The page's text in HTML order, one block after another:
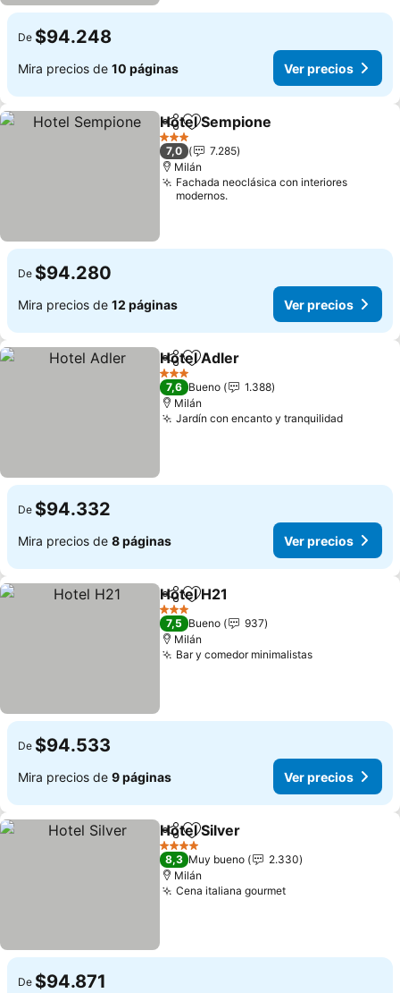
De $94.248
Mira precios de 10 páginas Ver precios
CompartirAgregar a favoritos
Hotel Sempione
3 Estrellas
7,0
7.285
Milán
Fachada neoclásica con interiores
modernos.
De $94.280
Mira precios de 12 páginas Ver precios
CompartirAgregar a favoritos
Hotel Adler
3 Estrellas
7,6 Bueno
1.388
Milán
Jardín con encanto y tranquilidadVer
De $94.332
Mira precios de 8 páginas Ver precios
CompartirAgregar a favoritos
Hotel H21
3 Estrellas
7,5 Bueno
937
Milán
Bar y comedor minimalistasVer precios
De $94.533
Mira precios de 9 páginas Ver precios
CompartirAgregar a favoritos
Hotel Silver
4 Estrellas
8,3 Muy bueno
2.330
Milán
Cena italiana gourmetVer precios
De $94.871